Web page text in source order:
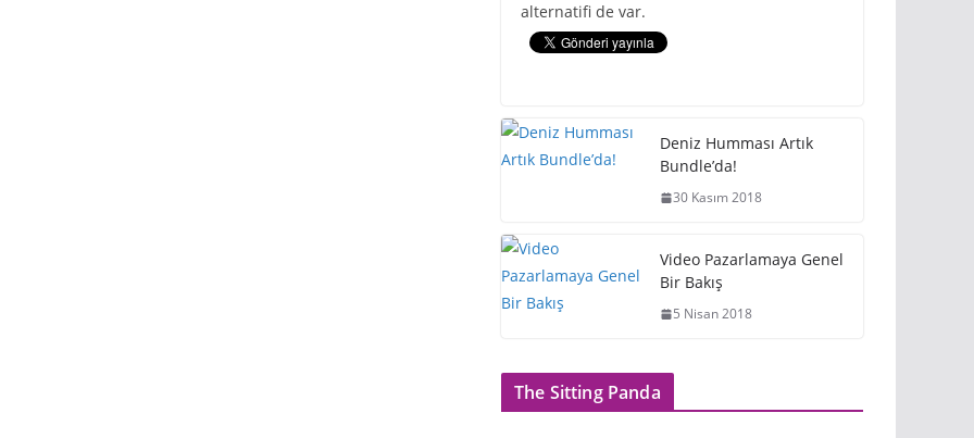
alternatifi de var.
Deniz Humması Artık
Bundle’da!
30 Kasım 2018
Video Pazarlamaya Genel
Bir Bakış
5 Nisan 2018
The Sitting Panda